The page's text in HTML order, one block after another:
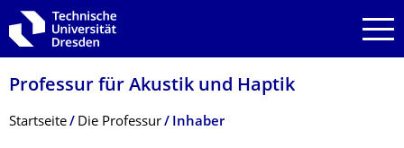
Zur Hauptnavigation springen
Zur Suche springen
Zum Inhalt springen
Professur für Akustik und Haptik
Breadcrumb-Menü
Startseite Die Professur Inhaber